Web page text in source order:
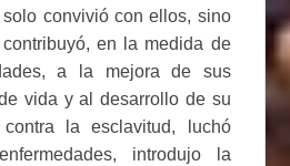
convivió con ellos, sino
en la medida de
a la mejora de sus
vida y al desarrollo de su
la esclavitud, luchó
introdujo la